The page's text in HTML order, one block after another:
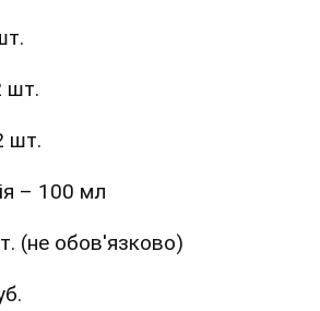
шт.
шт.
– 100 мл
(не обов'язково)